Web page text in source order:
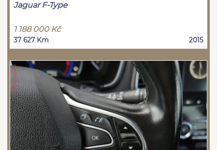
Jaguar F-Type
1 188 000 Kč
37 627 Km 2015